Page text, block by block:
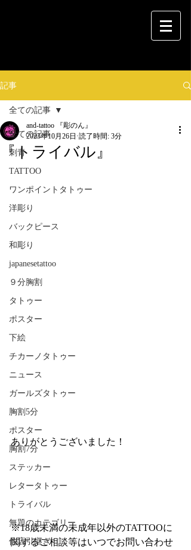
記事
全ての記事
刺青
TATTOO
ワンポイントタトゥー
洋彫り
バックピース
和彫り
japanesetattoo
９分胸割
タトゥー
ポスター
下絵
チカーノタトゥー
ニュース
ガールズタトゥー
胸割5分
ポスター
胸割7分
ステッカー
レタータトゥー
トライバル
無題のカテゴリー
他店引継ぎ
全ての記事
『トライバル』
and-tattoo 『彫のん』
2023年10月26日 読了時間: 3分
ありがとうございました！
※18歳未満の未成年以外のTATTOOに
関するご相談等はいつでお問い合わせ